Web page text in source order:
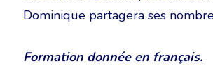
Dominique partagera ses
Formation donnée en français.